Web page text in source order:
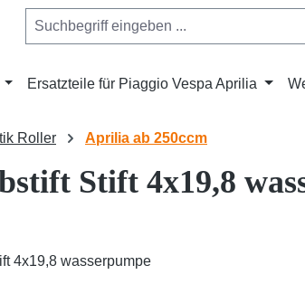
Ersatzteile für Piaggio Vespa Aprilia
Roller Aprilia ab 250ccm
Stift 4x19,8